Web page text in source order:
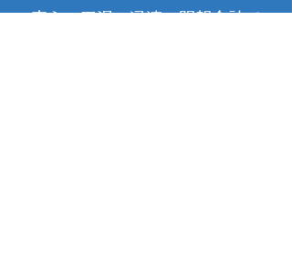
安心・円滑・迅速・明朗会計で